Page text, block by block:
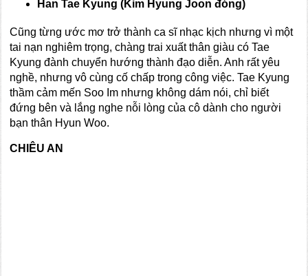
Han Tae Kyung (Kim Hyung Joon đóng)
Cũng từng ước mơ trở thành ca sĩ nhạc kịch nhưng vì một
tai nạn nghiêm trọng, chàng trai xuất thân giàu có Tae
Kyung đành chuyển hướng thành đạo diễn. Anh rất yêu
nghề, nhưng vô cùng cố chấp trong công việc. Tae Kyung
thầm cảm mến Soo Im nhưng không dám nói, chỉ biết
đứng bên và lắng nghe nỗi lòng của cô dành cho người
bạn thân Hyun Woo.
CHIÊU AN